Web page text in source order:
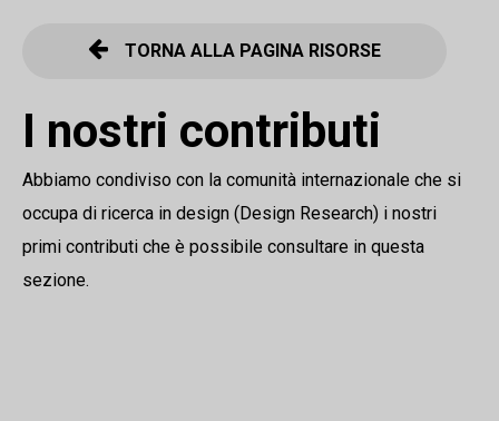
TORNA ALLA PAGINA RISORSE
I nostri contributi
Abbiamo condiviso con la comunità internazionale che si
occupa di ricerca in design (Design Research) i nostri
primi contributi che è possibile consultare in questa
sezione.